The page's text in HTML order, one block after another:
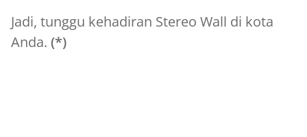
Jadi, tunggu kehadiran Stereo Wall di kota
Anda. (*)